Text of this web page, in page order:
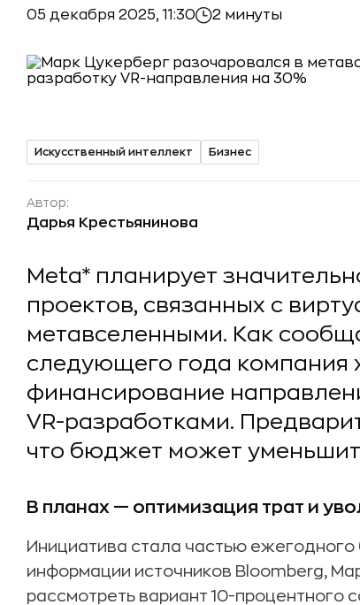
05 декабря 2025, 11:30 2 минуты
Искусственный интеллект Бизнес
Автор:
Дарья Крестьянинова
Meta* планирует
проектов, связанных с
метавселенными. Как
следующего года компания
финансирование
VR-разработками.
что бюджет может
В планах — оптимизация трат и
Инициатива стала частью
информации источников Bloomberg,
рассмотреть вариант 10-процентного